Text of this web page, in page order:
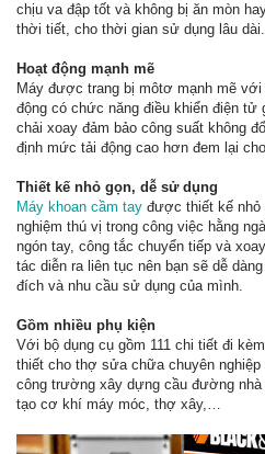
chịu va đập tốt và không bị ăn mòn
thời tiết, cho thời gian sử dụng lâu dài.
Hoạt động mạnh mẽ
Máy được trang bị môtơ mạnh mẽ
động có chức năng điều khiển điện tử
chải xoay đảm bảo công suất không
định mức tải động cao hơn đem lại
Thiết kế nhỏ gọn, dễ sử dụng
Máy khoan cầm tay được thiết kế nhỏ
nghiệm thú vị trong công việc hằng
ngón tay, công tắc chuyển tiếp và
tác diễn ra liên tục nên bạn sẽ dễ
đích và nhu cầu sử dụng của mình.
Gồm nhiều phụ kiện
Với bộ dụng cụ gồm 111 chi tiết đi
thiết cho thợ sửa chữa chuyên
công trường xây dựng cầu đường
tạo cơ khí máy móc, thợ xây,…